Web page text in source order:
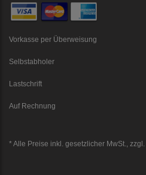
Vorkasse per Überweisung
Selbstabholer
Lastschrift
Auf Rechnung
* Alle Preise inkl. gesetzlicher MwSt., zzgl.